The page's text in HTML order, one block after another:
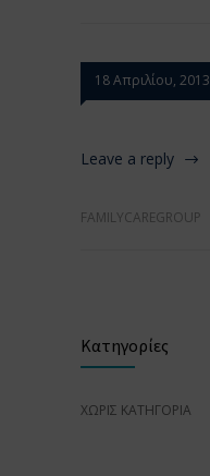
18 Απριλίου, 2013
Leave a reply
FAMILYCAREGROUP
Κατηγορίες
ΧΩΡΊΣ ΚΑΤΗΓΟΡΊΑ